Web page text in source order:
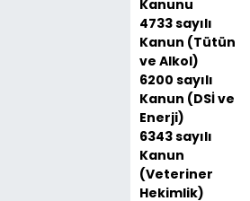
Kanunu
4733 sayılı
Kanun (Tütün
ve Alkol)
6200 sayılı
Kanun (DSİ ve
Enerji)
6343 sayılı
Kanun
(Veteriner
Hekimlik)